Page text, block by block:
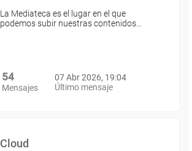
La Mediateca es el lugar en el que
podemos subir nuestras contenidos…
54
Mensajes
07 Abr 2026, 19:04
Último mensaje
Cloud